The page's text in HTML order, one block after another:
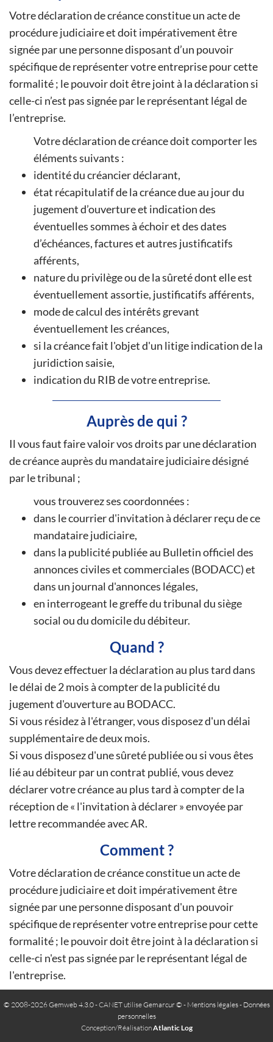
Votre déclaration de créance constitue un acte de
procédure judiciaire et doit impérativement être
signée par une personne disposant d’un pouvoir
spécifique de représenter votre entreprise pour cette
formalité ; le pouvoir doit être joint à la déclaration si
celle-ci n’est pas signée par le représentant légal de
l’entreprise.
Votre déclaration de créance doit comporter les
éléments suivants :
identité du créancier déclarant,
état récapitulatif de la créance due au jour du
jugement d’ouverture et indication des
éventuelles sommes à échoir et des dates
d’échéances, factures et autres justificatifs
afférents,
nature du privilège ou de la sûreté dont elle est
éventuellement assortie, justificatifs afférents,
mode de calcul des intérêts grevant
éventuellement les créances,
si la créance fait l'objet d'un litige indication de la
juridiction saisie,
indication du RIB de votre entreprise.
Auprès de qui ?
Il vous faut faire valoir vos droits par une déclaration
de créance auprès du mandataire judiciaire désigné
par le tribunal ;
vous trouverez ses coordonnées :
dans le courrier d'invitation à déclarer reçu de ce
mandataire judiciaire,
dans la publicité publiée au Bulletin officiel des
annonces civiles et commerciales (BODACC) et
dans un journal d'annonces légales,
en interrogeant le greffe du tribunal du siège
social ou du domicile du débiteur.
Quand ?
Vous devez effectuer la déclaration au plus tard dans
le délai de 2 mois à compter de la publicité du
jugement d'ouverture au BODACC.
Si vous résidez à l'étranger, vous disposez d'un délai
supplémentaire de deux mois.
Si vous disposez d'une sûreté publiée ou si vous êtes
lié au débiteur par un contrat publié, vous devez
déclarer votre créance au plus tard à compter de la
réception de « l'invitation à déclarer » envoyée par
lettre recommandée avec AR.
Comment ?
Votre déclaration de créance constitue un acte de
procédure judiciaire et doit impérativement être
signée par une personne disposant d'un pouvoir
spécifique de représenter votre entreprise pour cette
formalité ; le pouvoir doit être joint à la déclaration si
celle-ci n'est pas signée par le représentant légal de
l'entreprise.
© 2008-2026 Gemweb 4.3.0- CANET utiliseGemarcur © - Mentions légales- Données
personnelles
Conception/RéalisationAtlantic Log